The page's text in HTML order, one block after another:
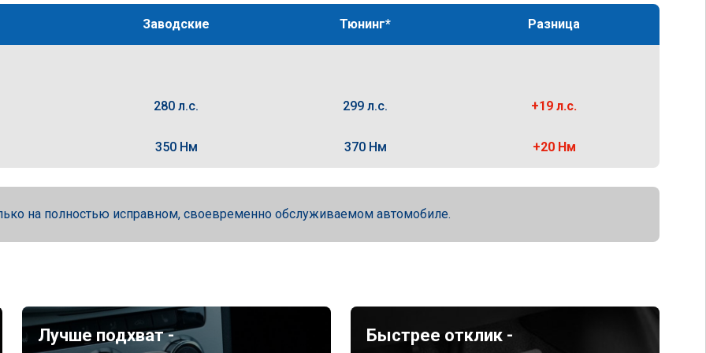
Заводские Тюнинг* Разница
280 л.с. 299 л.с. +19 л.с.
350 Нм 370 Нм +20 Нм
на полностью исправном, своевременно обслуживаемом автомобиле.
Лучше подхват -
Быстрее отклик -